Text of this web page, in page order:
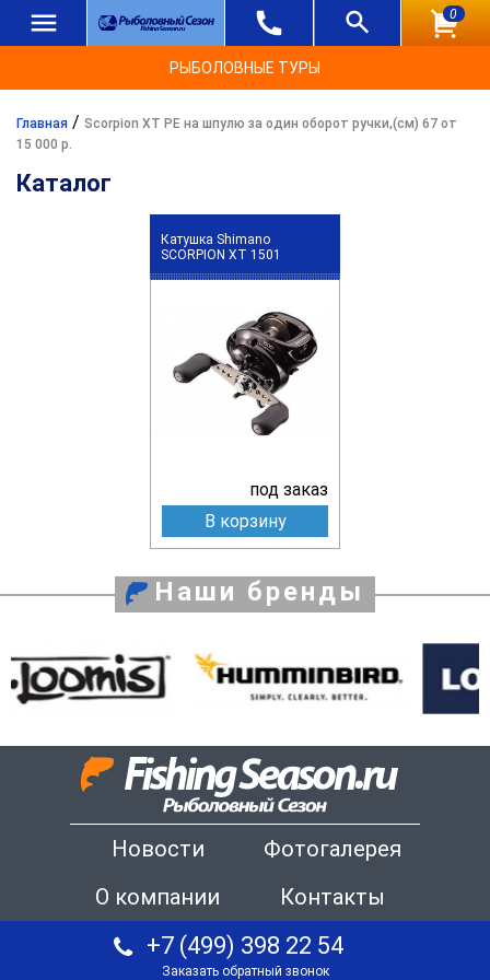
0
РЫБОЛОВНЫЕ ТУРЫ
Главная / Scorpion XT PE на шпулю за один оборот ручки,(см) 67 от
15 000 р.
Каталог
Катушка Shimano
SCORPION XT 1501
под заказ
В корзину
Наши бренды
Новости
Фотогалерея
О компании
Контакты
+7 (499) 398 22 54
Заказать обратный звонок